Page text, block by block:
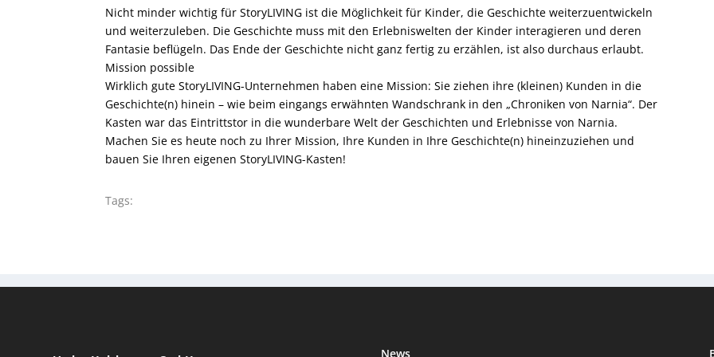
Nicht minder wichtig für StoryLIVING ist die Möglichkeit für Kinder, die Geschichte weiterzuentwickeln
und weiterzuleben. Die Geschichte muss mit den Erlebniswelten der Kinder interagieren und deren
Fantasie beflügeln. Das Ende der Geschichte nicht ganz fertig zu erzählen, ist also durchaus erlaubt.
Mission possible
Wirklich gute StoryLIVING-Unternehmen haben eine Mission: Sie ziehen ihre (kleinen) Kunden in die
Geschichte(n) hinein – wie beim eingangs erwähnten Wandschrank in den „Chroniken von Narnia“. Der
Kasten war das Eintrittstor in die wunderbare Welt der Geschichten und Erlebnisse von Narnia.
Machen Sie es heute noch zu Ihrer Mission, Ihre Kunden in Ihre Geschichte(n) hineinzuziehen und
bauen Sie Ihren eigenen StoryLIVING-Kasten!
Tags:
News